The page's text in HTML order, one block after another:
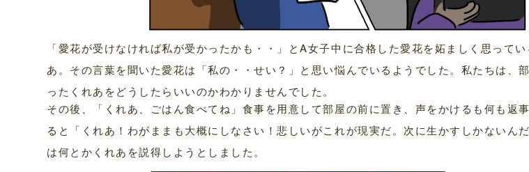
「愛花が受けなければ私が受かったかも・・」とA女子中に合格した愛花を妬ましく思って
あ。その言葉を聞いた愛花は「私の・・せい？」と思い悩んでいるようでした。私たちは、
ったくれあをどうしたらいいのかわかりませんでした。
その後、「くれあ、ごはん食べてね」食事を用意して部屋の前に置き、声をかけるも何も返
ると「くれあ！わがままも大概にしなさい！悲しいがこれが現実だ。次に生かすしかないん
は何とかくれあを説得しようとしました。